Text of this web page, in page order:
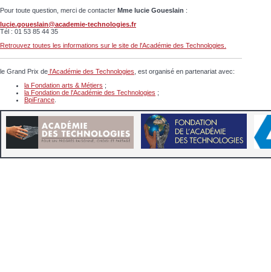
Pour toute question, merci de contacter Mme lucie Goueslain :
lucie.goueslain@academie-technologies.fr
Tél : 01 53 85 44 35
Retrouvez toutes les informations sur le site de l'Académie des Technologies.
le Grand Prix de l'Académie des Technologies , est organisé en partenariat avec:
la Fondation arts & Métiers ;
la Fondation de l'Académie des Technologies ;
BpiFrance